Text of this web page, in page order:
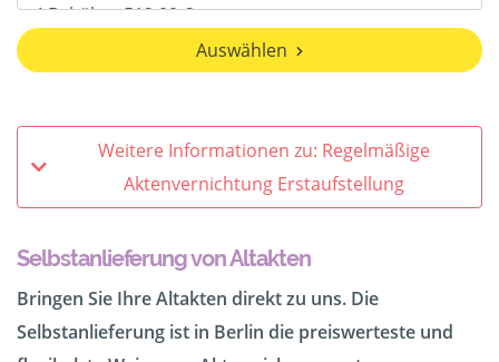
Auswählen
Weitere Informationen zu: Regelmäßige
Aktenvernichtung Erstaufstellung
Selbstanlieferung von Altakten
Bringen Sie Ihre Altakten direkt zu uns. Die
Selbstanlieferung ist in Berlin die preiswerteste und